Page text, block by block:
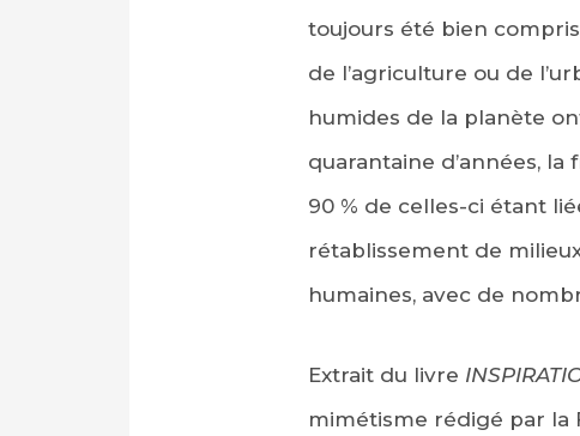
toujours été bien
de l’agriculture ou de
humides de la planète
quarantaine d’années,
90 % de celles-ci étant
rétablissement de
humaines, avec de
Extrait du livre
mimétisme rédigé par la